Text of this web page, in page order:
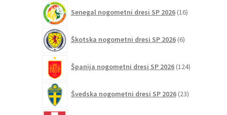
Senegal nogometni dresi SP 2026 16izdelkov
Škotska nogometni dresi SP 2026 6izdelkov
Španija nogometni dresi SP 2026 124izdelkov
Švedska nogometni dresi SP 2026 23izdelkov